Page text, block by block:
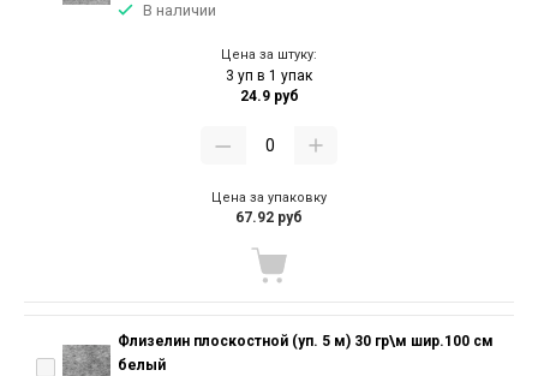
В наличии
Цена за штуку:
3 уп в 1 упак
24.9 руб
Цена за упаковку
67.92 руб
Флизелин плоскостной (уп. 5 м) 30 гр\м шир.100 см
белый